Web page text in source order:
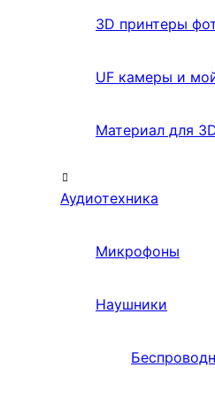
3D принтеры
UF камеры и
Материал для
Аудиотехника
Микрофоны
Наушники